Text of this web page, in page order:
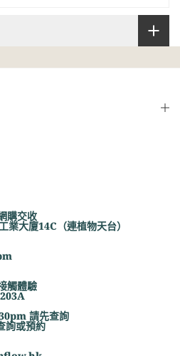
購交收
業大廈14C（連植物天台）
觸體驗
請先查詢
詢或預約